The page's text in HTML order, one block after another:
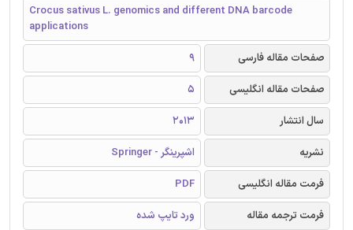
Crocus sativus L. genomics and different DNA barcode
applications
صفحات مقاله فارسی
9
صفحات مقاله انگلیسی
5
سال انتشار
2013
نشریه
اشپرینگر - Springer
فرمت مقاله انگلیسی
PDF
فرمت ترجمه مقاله
ورد تایپ شده